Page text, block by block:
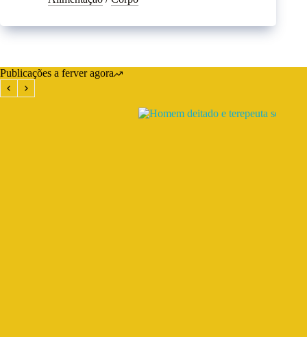
Publicações a ferver agora